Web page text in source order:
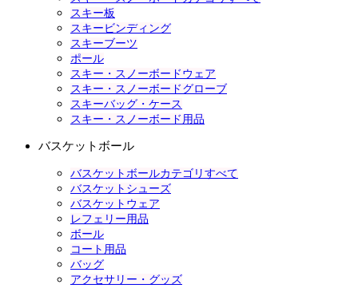
スキー板
スキービンディング
スキーブーツ
ポール
スキー・スノーボードウェア
スキー・スノーボードグローブ
スキーバッグ・ケース
スキー・スノーボード用品
バスケットボール
バスケットボールカテゴリすべて
バスケットシューズ
バスケットウェア
レフェリー用品
ボール
コート用品
バッグ
アクセサリー・グッズ